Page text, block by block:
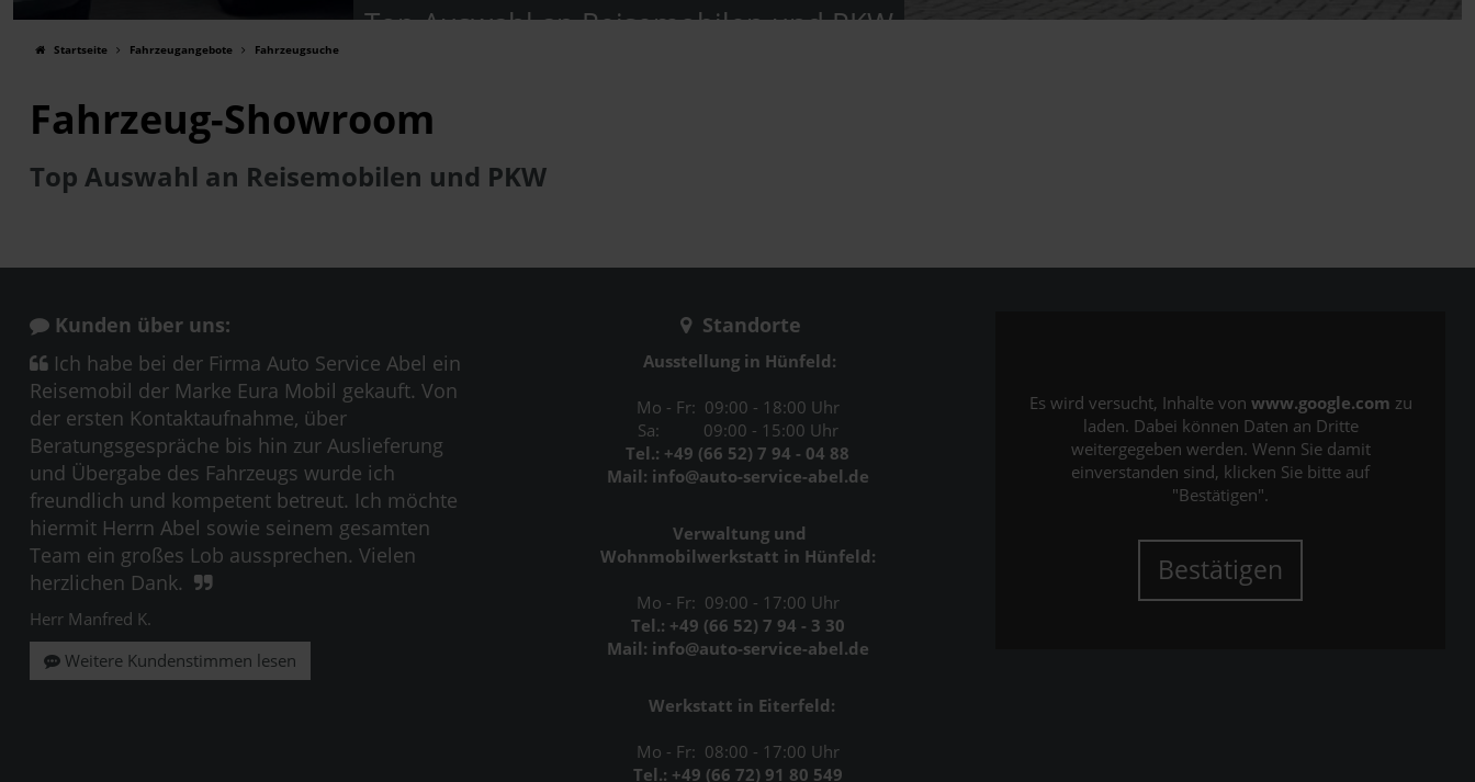
Top Auswahl an Reisemobilen und PKW
Startseite Fahrzeugangebote Fahrzeugsuche
Fahrzeug-Showroom
Top Auswahl an Reisemobilen und PKW
Kunden über uns:
Ich habe bei der Firma Auto Service Abel ein
Reisemobil der Marke Eura Mobil gekauft. Von
der ersten Kontaktaufnahme, über
Beratungsgespräche bis hin zur Auslieferung
und Übergabe des Fahrzeugs wurde ich
freundlich und kompetent betreut. Ich möchte
hiermit Herrn Abel sowie seinem gesamten
Team ein großes Lob aussprechen. Vielen
herzlichen Dank.
Herr Manfred K.
Weitere Kundenstimmen lesen
Standorte
Ausstellung in Hünfeld:
Mo - Fr: 09:00 - 18:00 Uhr
Sa: 09:00 - 15:00 Uhr
Tel.: +49 (66 52) 7 94 - 04 88
Mail: info@auto-service-abel.de
Verwaltung und
Wohnmobilwerkstatt in Hünfeld:
Mo - Fr: 09:00 - 17:00 Uhr
Tel.: +49 (66 52) 7 94 - 3 30
Mail: info@auto-service-abel.de
Werkstatt in Eiterfeld:
Mo - Fr: 08:00 - 17:00 Uhr
Tel.: +49 (66 72) 91 80 549
Es wird versucht, Inhalte von www.google.com zu
laden. Dabei können Daten an Dritte
weitergegeben werden. Wenn Sie damit
einverstanden sind, klicken Sie bitte auf
"Bestätigen".
Bestätigen